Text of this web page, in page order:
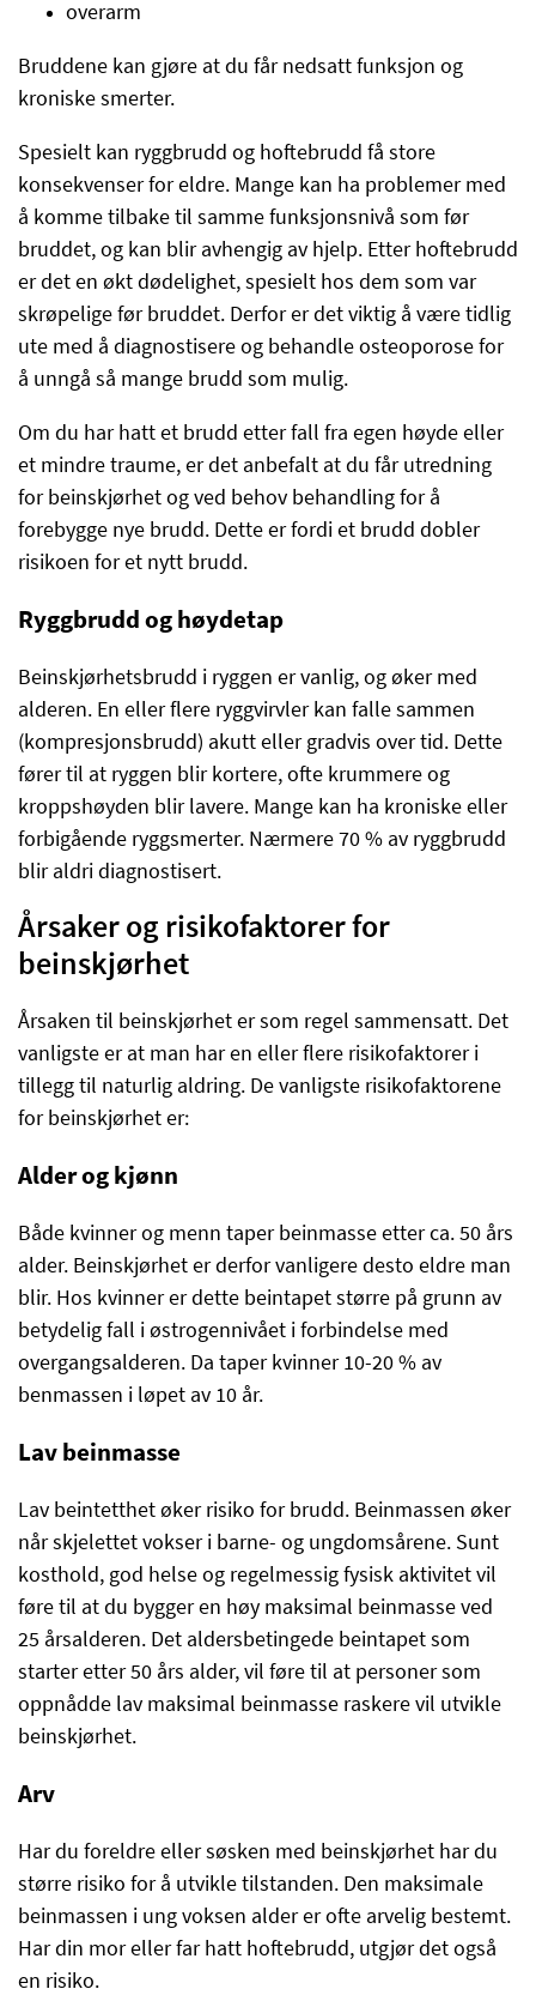
overarm
Bruddene kan gjøre at du får nedsatt funksjon og
kroniske smerter.
Spesielt kan ryggbrudd og hoftebrudd få store
konsekvenser for eldre. Mange kan ha problemer med
å komme tilbake til samme funksjonsnivå som før
bruddet, og kan blir avhengig av hjelp. Etter hoftebrudd
er det en økt dødelighet, spesielt hos dem som var
skrøpelige før bruddet. Derfor er det viktig å være tidlig
ute med å diagnostisere og behandle osteoporose for
å unngå så mange brudd som mulig.
Om du har hatt et brudd etter fall fra egen høyde eller
et mindre traume, er det anbefalt at du får utredning
for beinskjørhet og ved behov behandling for å
forebygge nye brudd. Dette er fordi et brudd dobler
risikoen for et nytt brudd.
Ryggbrudd og høydetap
Beinskjørhetsbrudd i ryggen er vanlig, og øker med
alderen. En eller flere ryggvirvler kan falle sammen
(kompresjonsbrudd) akutt eller gradvis over tid. Dette
fører til at ryggen blir kortere, ofte krummere og
kroppshøyden blir lavere. Mange kan ha kroniske eller
forbigående ryggsmerter. Nærmere 70 % av ryggbrudd
blir aldri diagnostisert.
Årsaker og risikofaktorer for
beinskjørhet
Årsaken til beinskjørhet er som regel sammensatt. Det
vanligste er at man har en eller flere risikofaktorer i
tillegg til naturlig aldring. De vanligste risikofaktorene
for beinskjørhet er:
Alder og kjønn
Både kvinner og menn taper beinmasse etter ca. 50 års
alder. Beinskjørhet er derfor vanligere desto eldre man
blir. Hos kvinner er dette beintapet større på grunn av
betydelig fall i østrogennivået i forbindelse med
overgangsalderen. Da taper kvinner 10-20 % av
benmassen i løpet av 10 år.
Lav beinmasse
Lav beintetthet øker risiko for brudd. Beinmassen øker
når skjelettet vokser i barne- og ungdomsårene. Sunt
kosthold, god helse og regelmessig fysisk aktivitet vil
føre til at du bygger en høy maksimal beinmasse ved
25 årsalderen. Det aldersbetingede beintapet som
starter etter 50 års alder, vil føre til at personer som
oppnådde lav maksimal beinmasse raskere vil utvikle
beinskjørhet.
Arv
Har du foreldre eller søsken med beinskjørhet har du
større risiko for å utvikle tilstanden. Den maksimale
beinmassen i ung voksen alder er ofte arvelig bestemt.
Har din mor eller far hatt hoftebrudd, utgjør det også
en risiko.